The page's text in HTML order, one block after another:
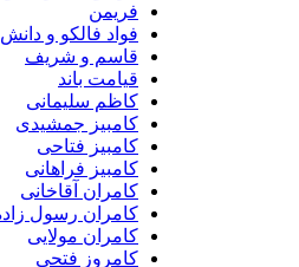
فواد فالکو و دانش عسکری
قاسم و شریف
قیامت باند
کاظم سلیمانی
کامبیز جمشیدی
کامبیز فتاحی
کامبیز فراهانی
کامران آقاخانی
کامران رسول زاده
کامران مولایی
کامروز فتحی